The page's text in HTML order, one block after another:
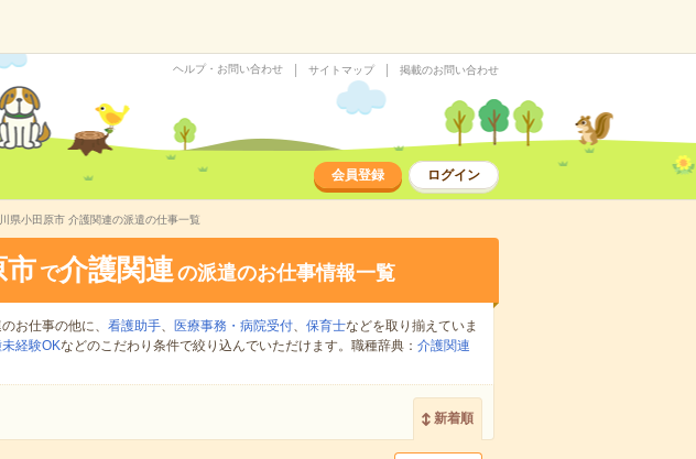
ヘルプ・お問い合わせ サイトマップ 掲載のお問い合わせ
会員登録 ログイン
県小田原市 介護関連の派遣の仕事一覧
市 で介護関連の派遣のお仕事情報一覧
お仕事の他に、 看護助手、 医療事務・病院受付、 保育士などを取り揃えていま
経験OKなどのこだわり条件で絞り込んでいただけます。職種辞典： 介護関連
新着順